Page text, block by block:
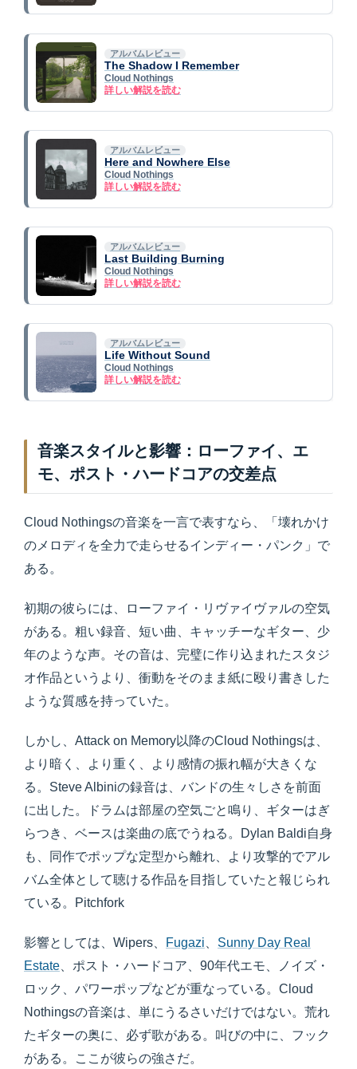
アルバムレビュー
The Shadow I Remember
Cloud Nothings
詳しい解説を読む
アルバムレビュー
Here and Nowhere Else
Cloud Nothings
詳しい解説を読む
アルバムレビュー
Last Building Burning
Cloud Nothings
詳しい解説を読む
アルバムレビュー
Life Without Sound
Cloud Nothings
詳しい解説を読む
音楽スタイルと影響：ローファイ、エ
モ、ポスト・ハードコアの交差点
Cloud Nothingsの音楽を一言で表すなら、「壊れかけ
のメロディを全力で走らせるインディー・パンク」で
ある。
初期の彼らには、ローファイ・リヴァイヴァルの空気
がある。粗い録音、短い曲、キャッチーなギター、少
年のような声。その音は、完璧に作り込まれたスタジ
オ作品というより、衝動をそのまま紙に殴り書きした
ような質感を持っていた。
しかし、Attack on Memory以降のCloud Nothingsは、
より暗く、より重く、より感情の振れ幅が大きくな
る。Steve Albiniの録音は、バンドの生々しさを前面
に出した。ドラムは部屋の空気ごと鳴り、ギターはぎ
らつき、ベースは楽曲の底でうねる。Dylan Baldi自身
も、同作でポップな定型から離れ、より攻撃的でアル
バム全体として聴ける作品を目指していたと報じられ
ている。Pitchfork
影響としては、Wipers、 Fugazi
Sunny Day Real
Estate 、ポスト・ハードコア、90年代エモ、ノイズ・
ロック、パワーポップなどが重なっている。Cloud
Nothingsの音楽は、単にうるさいだけではない。荒れ
たギターの奥に、必ず歌がある。叫びの中に、フック
がある。ここが彼らの強さだ。